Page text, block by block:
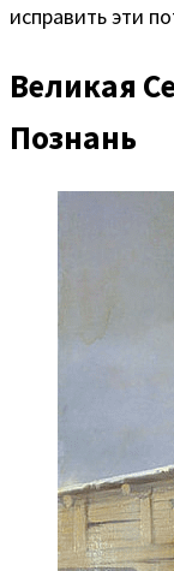
исправить эти
Великая
Познань